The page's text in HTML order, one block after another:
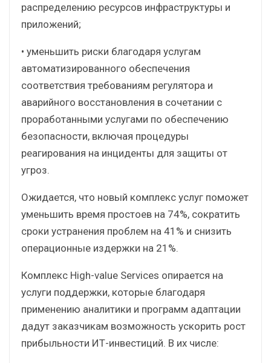
распределению ресурсов инфраструктуры и
приложений;
• уменьшить риски благодаря услугам
автоматизированного обеспечения
соответствия требованиям регулятора и
аварийного восстановления в сочетании с
проработанными услугами по обеспечению
безопасности, включая процедуры
реагирования на инциденты для защиты от
угроз.
Ожидается, что новый комплекс услуг поможет
уменьшить время простоев на 74%, сократить
сроки устранения проблем на 41% и снизить
операционные издержки на 21%.
Комплекс High-value Services опирается на
услуги поддержки, которые благодаря
применению аналитики и программ адаптации
дадут заказчикам возможность ускорить рост
прибыльности ИТ-инвестиций. В их числе: